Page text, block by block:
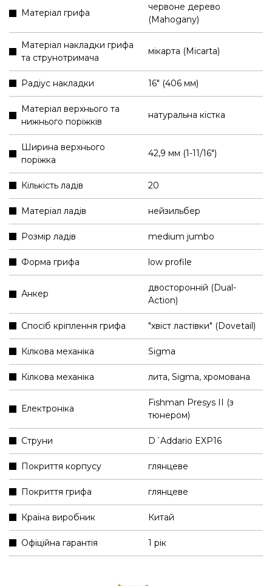
Матеріал грифа
червоне дерево
(Mahogany)
Матеріал накладки грифа
та струнотримача
мікарта (Micarta)
Радіус накладки 16" (406 мм)
Матеріал верхнього та
нижнього поріжків
натуральна кістка
Ширина верхнього
поріжка
42,9 мм (1-11/16″)
Кількість ладів 20
Матеріал ладів нейзильбер
Розмір ладів medium jumbo
Форма грифа low profile
Анкер
двосторонній (Dual-
Action)
Спосіб кріплення грифа "хвіст ластівки" (Dovetail)
Кілкова механіка Sigma
Кілкова механіка лита, Sigma, хромована
Електроніка
Fishman Presys II (з
тюнером)
Струни D´Addario EXP16
Покриття корпусу глянцеве
Покриття грифа глянцеве
Країна виробник Китай
Офіційна гарантія 1 рік